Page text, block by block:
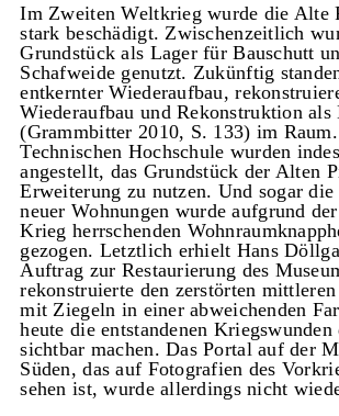
Im Zweiten Weltkrieg wurde die Alte
stark beschädigt. Zwischenzeitlich
Grundstück als Lager für Bauschutt
Schafweide genutzt. Zukünftig
entkernter Wiederaufbau,
Wiederaufbau und Rekonstruktion als
(Grammbitter 2010, S. 133) im
Technischen Hochschule wurden
angestellt, das Grundstück der Alten
Erweiterung zu nutzen. Und sogar
neuer Wohnungen wurde aufgrund
Krieg herrschenden
gezogen. Letztlich erhielt Hans
Auftrag zur Restaurierung des
rekonstruierte den zerstörten
mit Ziegeln in einer abweichenden
heute die entstandenen Kriegswunden
sichtbar machen. Das Portal auf der
Süden, das auf Fotografien des
sehen ist, wurde allerdings nicht